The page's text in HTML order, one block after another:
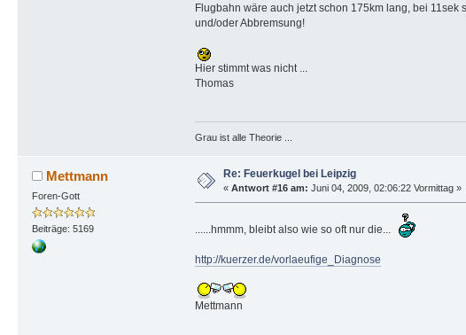
Flugbahn wäre auch jetzt schon 175km lang, bei
und/oder Abbremsung!
Hier stimmt was nicht ...
Thomas
Grau ist alle Theorie ...
Mettmann
Foren-Gott
Beiträge: 5169
Re: Feuerkugel bei Leipzig
« Antwort #16 am: Juni 04, 2009, 02:06:22 Vormittag »
......hmmm, bleibt also wie so oft nur die...
http://kuerzer.de/vorlaeufige_Diagnose
Mettmann